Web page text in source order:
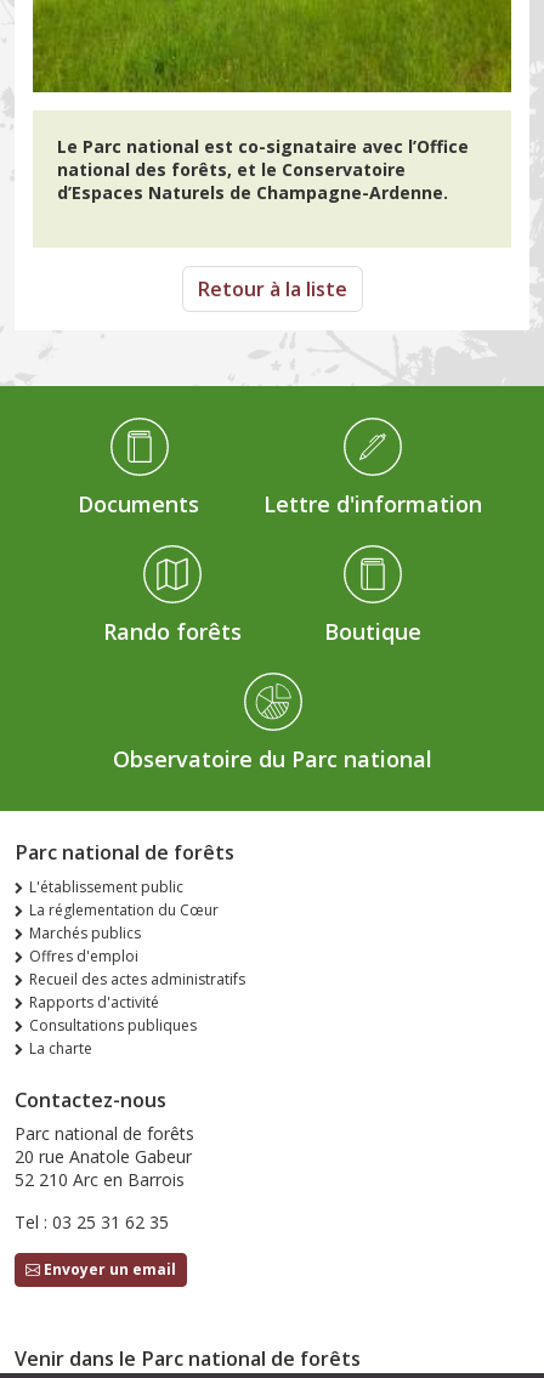
Le Parc national est co-signataire avec l’Office
national des forêts, et le Conservatoire
d’Espaces Naturels de Champagne-Ardenne.
Retour à la liste
Médiathèque Footer
Documents Lettre d'information
Rando forêts Boutique
Observatoire du Parc national
Parc national de forêts
L'établissement public
La réglementation du Cœur
Marchés publics
Offres d'emploi
Recueil des actes administratifs
Rapports d'activité
Consultations publiques
La charte
Contactez-nous
Parc national de forêts
20 rue Anatole Gabeur
52 210 Arc en Barrois
Tel : 03 25 31 62 35
Envoyer un email
Venir dans le Parc national de forêts